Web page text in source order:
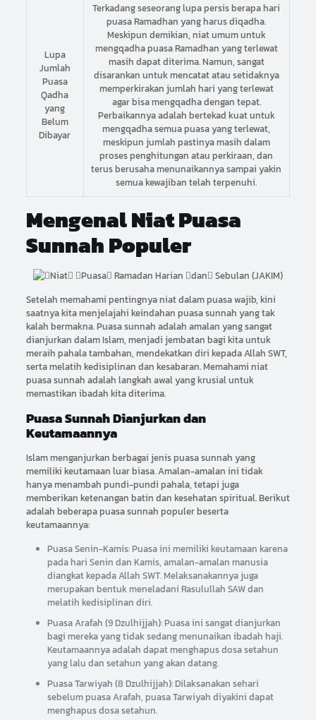
Lupa
Jumlah
Puasa
Qadha
yang
Belum
Dibayar
Terkadang seseorang lupa persis berapa hari
puasa Ramadhan yang harus diqadha.
Meskipun demikian, niat umum untuk
mengqadha puasa Ramadhan yang terlewat
masih dapat diterima. Namun, sangat
disarankan untuk mencatat atau setidaknya
memperkirakan jumlah hari yang terlewat
agar bisa mengqadha dengan tepat.
Perbaikannya adalah bertekad kuat untuk
mengqadha semua puasa yang terlewat,
meskipun jumlah pastinya masih dalam
proses penghitungan atau perkiraan, dan
terus berusaha menunaikannya sampai yakin
semua kewajiban telah terpenuhi.
Mengenal Niat Puasa
Sunnah Populer
Setelah memahami pentingnya niat dalam puasa wajib, kini
saatnya kita menjelajahi keindahan puasa sunnah yang tak
kalah bermakna. Puasa sunnah adalah amalan yang sangat
dianjurkan dalam Islam, menjadi jembatan bagi kita untuk
meraih pahala tambahan, mendekatkan diri kepada Allah SWT,
serta melatih kedisiplinan dan kesabaran. Memahami niat
puasa sunnah adalah langkah awal yang krusial untuk
memastikan ibadah kita diterima.
Puasa Sunnah Dianjurkan dan
Keutamaannya
Islam menganjurkan berbagai jenis puasa sunnah yang
memiliki keutamaan luar biasa. Amalan-amalan ini tidak
hanya menambah pundi-pundi pahala, tetapi juga
memberikan ketenangan batin dan kesehatan spiritual. Berikut
adalah beberapa puasa sunnah populer beserta
keutamaannya:
Puasa Senin-Kamis: Puasa ini memiliki keutamaan karena
pada hari Senin dan Kamis, amalan-amalan manusia
diangkat kepada Allah SWT. Melaksanakannya juga
merupakan bentuk meneladani Rasulullah SAW dan
melatih kedisiplinan diri.
Puasa Arafah (9 Dzulhijjah): Puasa ini sangat dianjurkan
bagi mereka yang tidak sedang menunaikan ibadah haji.
Keutamaannya adalah dapat menghapus dosa setahun
yang lalu dan setahun yang akan datang.
Puasa Tarwiyah (8 Dzulhijjah): Dilaksanakan sehari
sebelum puasa Arafah, puasa Tarwiyah diyakini dapat
menghapus dosa setahun.